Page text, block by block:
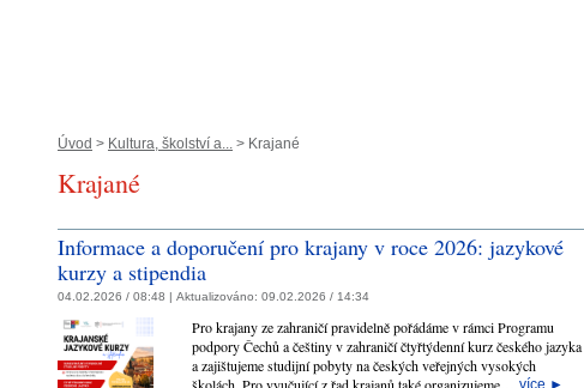
Úvod > Kultura, školství a... > Krajané
Krajané
Informace a doporučení pro krajany v roce 2026: jazykové
kurzy a stipendia
04.02.2026 / 08:48 | Aktualizováno: 09.02.2026 / 14:34
Pro krajany ze zahraničí pravidelně pořádáme v rámci Programu
podpory Čechů a češtiny v zahraničí čtyřtýdenní kurz českého jazyka
a zajištujeme studijní pobyty na českých veřejných vysokých
více ►